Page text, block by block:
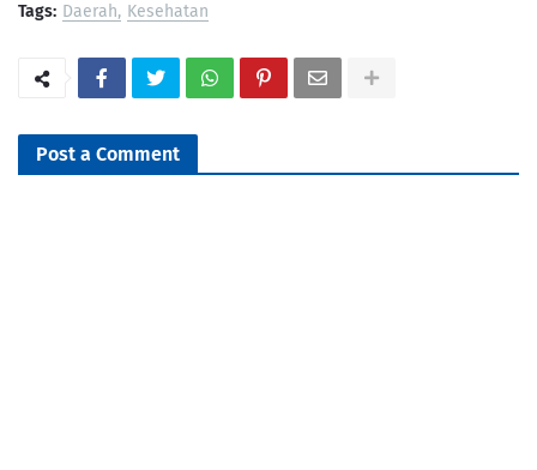
Tags: Daerah Kesehatan
Post a Comment